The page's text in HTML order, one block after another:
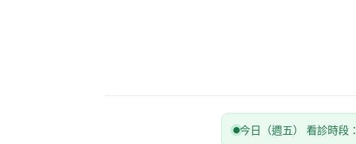
今日（週五） 看診時段：